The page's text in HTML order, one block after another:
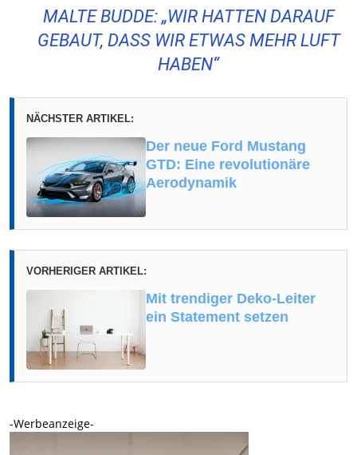
MALTE BUDDE: „WIR HATTEN DARAUF
GEBAUT, DASS WIR ETWAS MEHR LUFT
HABEN“
NÄCHSTER ARTIKEL:
Der neue Ford Mustang
GTD: Eine revolutionäre
Aerodynamik
VORHERIGER ARTIKEL:
Mit trendiger Deko-Leiter
ein Statement setzen
-Werbeanzeige-